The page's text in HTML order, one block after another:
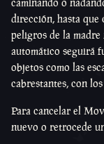
dirección, hasta que
peligros de la
automático seguirá
objetos como las
cabrestantes, con
Para cancelar el
nuevo o retrocede